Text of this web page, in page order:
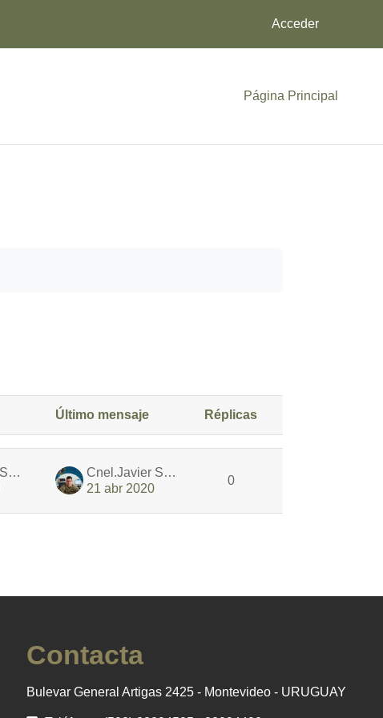
Acceder
Página Principal
Último mensaje
Réplicas
Acciones
Cnel.Javier Soria
Cnel.Javier Soria
21 abr 2020
0
Contacta
Bulevar General Artigas 2425 - Montevideo - URUGUAY